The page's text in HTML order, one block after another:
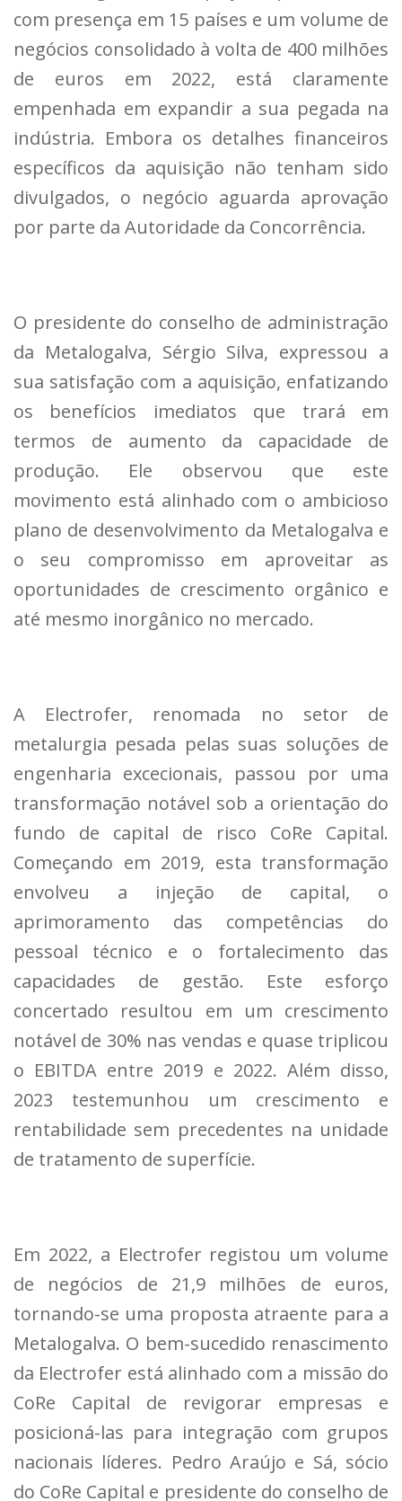
com presença em 15 países e um volume de
negócios consolidado à volta de 400 milhões
de euros em 2022, está claramente
empenhada em expandir a sua pegada na
indústria. Embora os detalhes financeiros
específicos da aquisição não tenham sido
divulgados, o negócio aguarda aprovação
por parte da Autoridade da Concorrência.
O presidente do conselho de administração
da Metalogalva, Sérgio Silva, expressou a
sua satisfação com a aquisição, enfatizando
os benefícios imediatos que trará em
termos de aumento da capacidade de
produção. Ele observou que este
movimento está alinhado com o ambicioso
plano de desenvolvimento da Metalogalva e
o seu compromisso em aproveitar as
oportunidades de crescimento orgânico e
até mesmo inorgânico no mercado.
A Electrofer, renomada no setor de
metalurgia pesada pelas suas soluções de
engenharia excecionais, passou por uma
transformação notável sob a orientação do
fundo de capital de risco CoRe Capital.
Começando em 2019, esta transformação
envolveu a injeção de capital, o
aprimoramento das competências do
pessoal técnico e o fortalecimento das
capacidades de gestão. Este esforço
concertado resultou em um crescimento
notável de 30% nas vendas e quase triplicou
o EBITDA entre 2019 e 2022. Além disso,
2023 testemunhou um crescimento e
rentabilidade sem precedentes na unidade
de tratamento de superfície.
Em 2022, a Electrofer registou um volume
de negócios de 21,9 milhões de euros,
tornando-se uma proposta atraente para a
Metalogalva. O bem-sucedido renascimento
da Electrofer está alinhado com a missão do
CoRe Capital de revigorar empresas e
posicioná-las para integração com grupos
nacionais líderes. Pedro Araújo e Sá, sócio
do CoRe Capital e presidente do conselho de